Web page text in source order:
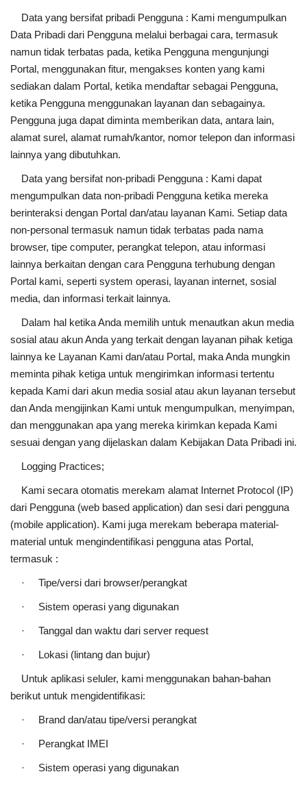
Data yang bersifat pribadi Pengguna : Kami mengumpulkan
Data Pribadi dari Pengguna melalui berbagai cara, termasuk
namun tidak terbatas pada, ketika Pengguna mengunjungi
Portal, menggunakan fitur, mengakses konten yang kami
sediakan dalam Portal, ketika mendaftar sebagai Pengguna,
ketika Pengguna menggunakan layanan dan sebagainya.
Pengguna juga dapat diminta memberikan data, antara lain,
alamat surel, alamat rumah/kantor, nomor telepon dan informasi
lainnya yang dibutuhkan.
Data yang bersifat non-pribadi Pengguna : Kami dapat
mengumpulkan data non-pribadi Pengguna ketika mereka
berinteraksi dengan Portal dan/atau layanan Kami. Setiap data
non-personal termasuk namun tidak terbatas pada nama
browser, tipe computer, perangkat telepon, atau informasi
lainnya berkaitan dengan cara Pengguna terhubung dengan
Portal kami, seperti system operasi, layanan internet, sosial
media, dan informasi terkait lainnya.
Dalam hal ketika Anda memilih untuk menautkan akun media
sosial atau akun Anda yang terkait dengan layanan pihak ketiga
lainnya ke Layanan Kami dan/atau Portal, maka Anda mungkin
meminta pihak ketiga untuk mengirimkan informasi tertentu
kepada Kami dari akun media sosial atau akun layanan tersebut
dan Anda mengijinkan Kami untuk mengumpulkan, menyimpan,
dan menggunakan apa yang mereka kirimkan kepada Kami
sesuai dengan yang dijelaskan dalam Kebijakan Data Pribadi ini.
Logging Practices;
Kami secara otomatis merekam alamat Internet Protocol (IP)
dari Pengguna (web based application) dan sesi dari pengguna
(mobile application). Kami juga merekam beberapa material-
material untuk mengindentifikasi pengguna atas Portal,
termasuk :
· Tipe/versi dari browser/perangkat
· Sistem operasi yang digunakan
· Tanggal dan waktu dari server request
· Lokasi (lintang dan bujur)
Untuk aplikasi seluler, kami menggunakan bahan-bahan
berikut untuk mengidentifikasi:
· Brand dan/atau tipe/versi perangkat
· Perangkat IMEI
· Sistem operasi yang digunakan